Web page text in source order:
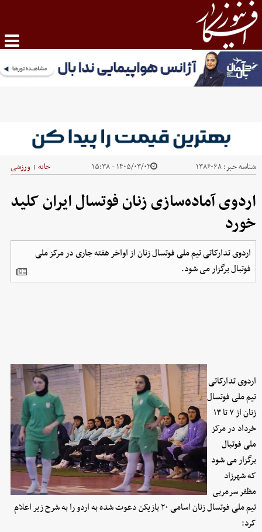
شناسه خبر:۱۳۸۶۰۶۸ ۱۴۰۵/۰۳/۰۲ - ۱۵:۳۸ خانه | ورزشی
اردوی آماده‌سازی زنان فوتسال ایران کلید
خورد
اردوی تدارکاتی تیم ملی فوتسال زنان از اواخر هفته جاری در مرکز ملی
فوتبال برگزار می شود.
اردوی تدارکاتی
تیم ملی فوتسال
زنان از ۷ تا ۱۳
خرداد در مرکز
ملی فوتبال
برگزار می شود
که شهرزاد
مظفر سرمربی
تیم ملی فوتسال زنان اسامی ۲۰ بازیکن دعوت شده به اردو را به شرح زیر اعلام
کرد: